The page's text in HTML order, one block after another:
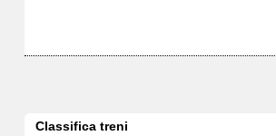
Classifica treni